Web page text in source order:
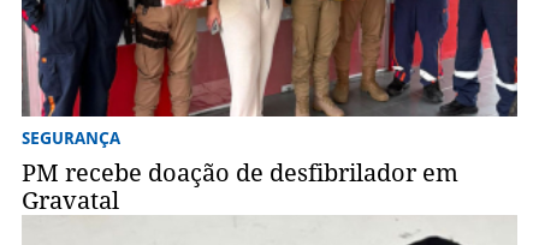
SEGURANÇA
PM recebe doação de desfibrilador em
Gravatal